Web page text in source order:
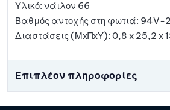
Υλικό: νάιλον 66
Βαθμός αντοχής στη φωτιά: 94V-2
Διαστάσεις (ΜxΠxΥ): 0,8 x 25,2 x
Επιπλέον πληροφορίες